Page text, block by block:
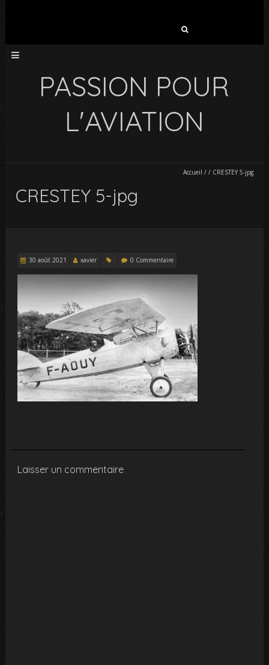
PASSION POUR
L'AVIATION
Accueil / / CRESTEY 5-jpg
CRESTEY 5-jpg
30 août 2021 xavier 0 Commentaire
Laisser un commentaire